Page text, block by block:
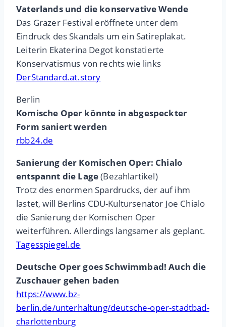
Vaterlands und die konservative Wende
Das Grazer Festival eröffnete unter dem
Eindruck des Skandals um ein Satireplakat.
Leiterin Ekaterina Degot konstatierte
Konservatismus von rechts wie links
DerStandard.at.story
Berlin
Komische Oper könnte in abgespeckter
Form saniert werden
rbb24.de
Sanierung der Komischen Oper: Chialo
entspannt die Lage(Bezahlartikel)
Trotz des enormen Spardrucks, der auf ihm
lastet, will Berlins CDU-Kultursenator Joe Chialo
die Sanierung der Komischen Oper
weiterführen. Allerdings langsamer als geplant.
Tagesspiegel.de
Deutsche Oper goes Schwimmbad! Auch die
Zuschauer gehen baden
https://www.bz-
berlin.de/unterhaltung/deutsche-oper-stadtbad-
charlottenburg